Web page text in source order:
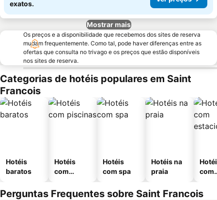
exatos.
Mostrar mais
Os preços e a disponibilidade que recebemos dos sites de reserva
mudam frequentemente. Como tal, pode haver diferenças entre as
ofertas que consulta no trivago e os preços que estão disponíveis
nos sites de reserva.
Categorias de hotéis populares em Saint
Francois
Hotéis
baratos
Hotéis
com
Hotéis
com spa
Hotéis na
praia
com
Perguntas Frequentes sobre Saint Francois